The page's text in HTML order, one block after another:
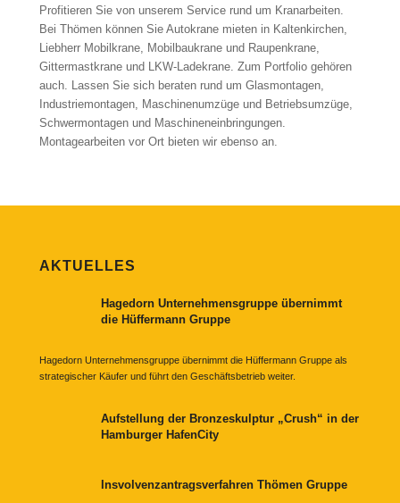
Profitieren Sie von unserem Service rund um Kranarbeiten.
Bei Thömen können Sie Autokrane mieten in Kaltenkirchen,
Liebherr Mobilkrane, Mobilbaukrane und Raupenkrane,
Gittermastkrane und LKW-Ladekrane. Zum Portfolio gehören
auch. Lassen Sie sich beraten rund um Glasmontagen,
Industriemontagen, Maschinenumzüge und Betriebsumzüge,
Schwermontagen und Maschineneinbringungen.
Montagearbeiten vor Ort bieten wir ebenso an.
AKTUELLES
Hagedorn Unternehmensgruppe übernimmt
die Hüffermann Gruppe
Hagedorn Unternehmensgruppe übernimmt die Hüffermann Gruppe als
strategischer Käufer und führt den Geschäftsbetrieb weiter.
Aufstellung der Bronzeskulptur „Crush“ in der
Hamburger HafenCity
Insvolvenzantragsverfahren Thömen Gruppe